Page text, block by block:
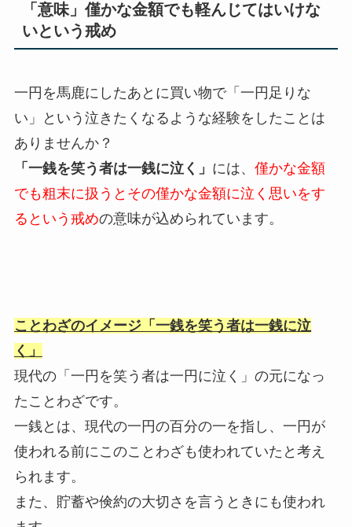
「意味」僅かな金額でも軽んじてはいけな
いという戒め
一円を馬鹿にしたあとに買い物で「一円足りな
い」という泣きたくなるような経験をしたことは
ありませんか？
「一銭を笑う者は一銭に泣く」 には、 僅かな金額
でも粗末に扱うとその僅かな金額に泣く思いをす
るという戒めの意味が込められています。
ことわざのイメージ「一銭を笑う者は一銭に泣
く」
現代の「一円を笑う者は一円に泣く」の元になっ
たことわざです。
一銭とは、現代の一円の百分の一を指し、一円が
使われる前にこのことわざも使われていたと考え
られます。
また、貯蓄や倹約の大切さを言うときにも使われ